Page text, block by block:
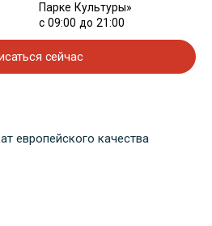
Парке Культуры»
с 09:00 до 21:00
сейчас
европейского качества